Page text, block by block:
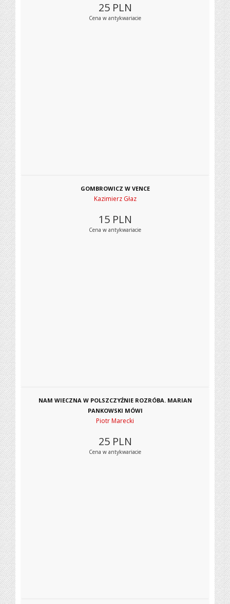
25 PLN
Cena w antykwariacie
GOMBROWICZ W VENCE
Kazimierz Głaz
15 PLN
Cena w antykwariacie
NAM WIECZNA W POLSZCZYŹNIE ROZRÓBA. MARIAN
PANKOWSKI MÓWI
Piotr Marecki
25 PLN
Cena w antykwariacie